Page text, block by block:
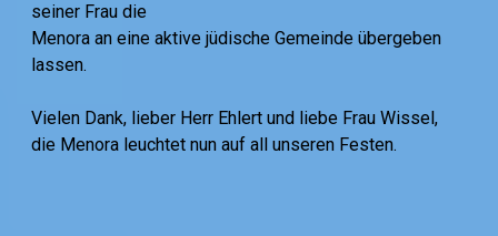
seiner Frau die
Menora an eine aktive jüdische Gemeinde übergeben
lassen.
Vielen Dank, lieber Herr Ehlert und liebe Frau Wissel,
die Menora leuchtet nun auf all unseren Festen.